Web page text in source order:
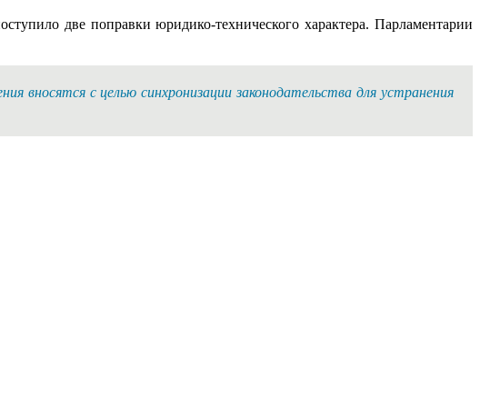
две поправки юридико-технического характера. Парламентарии
вносятся с целью синхронизации законодательства для устранения